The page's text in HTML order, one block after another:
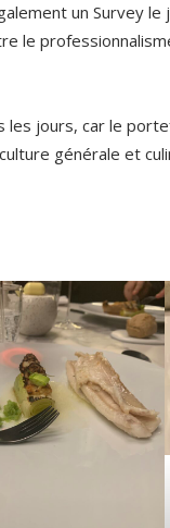
un Survey le
le
jours, car le
générale et